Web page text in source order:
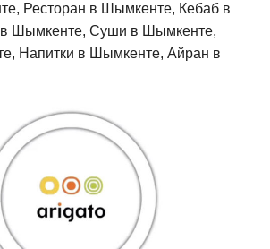
Ресторан в Шымкенте, Кебаб в
Шымкенте, Суши в Шымкенте,
Напитки в Шымкенте, Айран в